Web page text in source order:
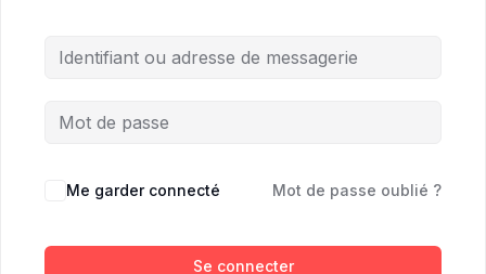
Me garder connecté Mot de passe oublié ?
Se connecter